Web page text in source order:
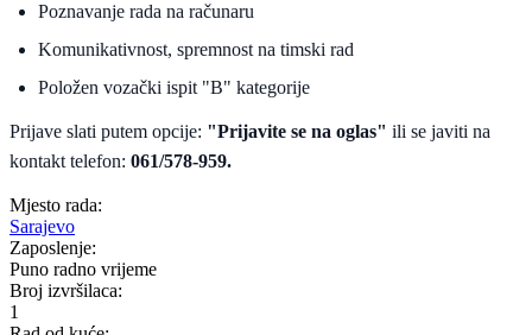
Poznavanje rada na računaru
Komunikativnost, spremnost na timski rad
Položen vozački ispit "B" kategorije
Prijave slati putem opcije: "Prijavite se na oglas" ili se javiti na
kontakt telefon: 061/578-959.
Mjesto rada:
Sarajevo
Zaposlenje:
Puno radno vrijeme
Broj izvršilaca:
1